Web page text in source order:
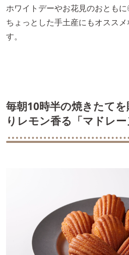
ホワイトデーやお花見のおとも
ちょっとした手土産にもオスス
す。
毎朝10時半の焼きたて
りレモン香る「マドレー